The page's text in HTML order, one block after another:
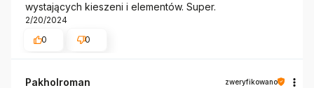
wystających kieszeni i elementów. Super.
2/20/2024
0
0
Pakholroman zweryfikowano